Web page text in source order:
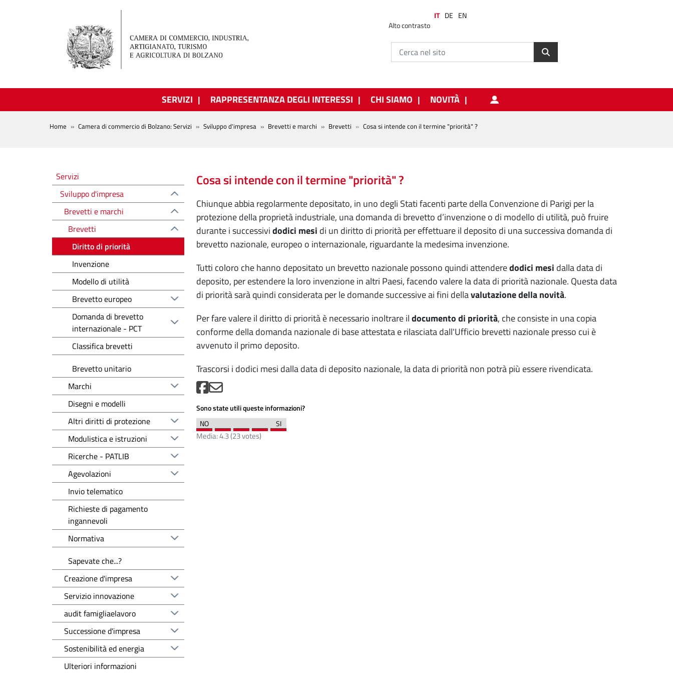
Alto contrasto
IT DE EN
SERVIZI RAPPRESENTANZA DEGLI INTERESSI CHI SIAMO NOVITÀ
BREADCRUMB
Home Camera di commercio di Bolzano: Servizi Sviluppo d'impresa Brevetti e marchi Brevetti Cosa si intende con il termine "priorità" ?
Cosa si intende con il termine "priorità" ?
Chiunque abbia regolarmente depositato, in uno degli Stati facenti parte della Convenzione di Parigi per la
protezione della proprietà industriale, una domanda di brevetto d’invenzione o di modello di utilità, può fruire
durante i successividodici mesi di un diritto di priorità per effettuare il deposito di una successiva domanda di
brevetto nazionale, europeo o internazionale, riguardante la medesima invenzione.
Tutti coloro che hanno depositato un brevetto nazionale possono quindi attenderedodici mesi dalla data di
deposito, per estendere la loro invenzione in altri Paesi, facendo valere la data di priorità nazionale. Questa data
di priorità sarà quindi considerata per le domande successive ai fini dellavalutazione della novità.
Per fare valere il diritto di priorità è necessario inoltrare ildocumento di priorità, che consiste in una copia
conforme della domanda nazionale di base attestata e rilasciata dall'Ufficio brevetti nazionale presso cui è
avvenuto il primo deposito.
Trascorsi i dodici mesi dalla data di deposito nazionale, la data di priorità non potrà più essere rivendicata.
Sono state utili queste informazioni?
Media:4.3(23votes)
Sviluppo d'impresa
Servizi
Sviluppo d'impresa
Brevetti e marchi
Brevetti
Diritto di priorità
Invenzione
Modello di utilità
Brevetto europeo
Domanda di brevetto
internazionale - PCT
Classifica brevetti
Brevetto unitario
Marchi
Disegni e modelli
Altri diritti di protezione
Modulistica e istruzioni
Ricerche - PATLIB
Agevolazioni
Invio telematico
Richieste di pagamento
ingannevoli
Normativa
Sapevate che...?
Creazione d'impresa
Servizio innovazione
audit famigliaelavoro
Successione d'impresa
Sostenibilità ed energia
Ulteriori informazioni